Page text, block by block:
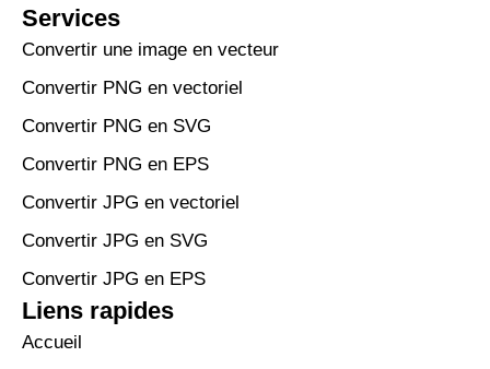
Services
Convertir une image en vecteur
Convertir PNG en vectoriel
Convertir PNG en SVG
Convertir PNG en EPS
Convertir JPG en vectoriel
Convertir JPG en SVG
Convertir JPG en EPS
Liens rapides
Accueil